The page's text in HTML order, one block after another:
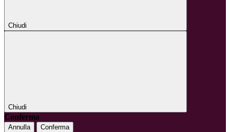
Chiudi
Chiudi
Conferma
Annulla Conferma